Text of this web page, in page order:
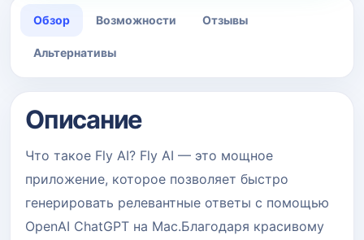
Обзор Возможности Отзывы
Альтернативы
Описание
Что такое Fly AI? Fly AI — это мощное
приложение, которое позволяет быстро
генерировать релевантные ответы с помощью
OpenAI ChatGPT на Mac.Благодаря красивому